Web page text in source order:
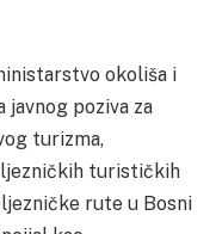
okoliša i
poziva za
turizma,
turističkih
rute u Bosni